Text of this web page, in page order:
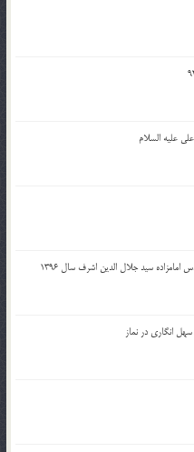
علیه السلام
سید جلال الدین اشرف سال 1396
انگاری در نماز